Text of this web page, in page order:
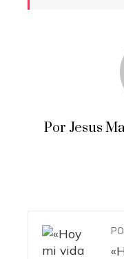
Por Jesus